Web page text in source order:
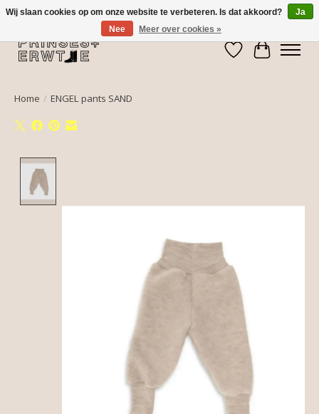
Verlanglijst
Home / ENGEL pants SAND
Wij slaan cookies op om onze website te verbeteren. Is dat akkoord?
Ja
Nee
Meer over cookies »